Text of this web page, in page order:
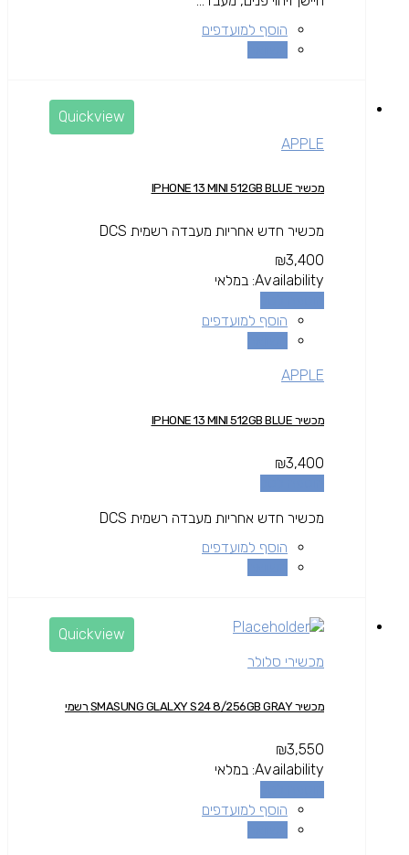
הוסף למועדפים
Quickview
APPLE
מכשיר IPHONE 13 MINI 512GB BLUE
מכשיר חדש אחריות מעבדה רשמית DCS
₪3,400
Availability: במלאי
הוסף למועדפים
APPLE
מכשיר IPHONE 13 MINI 512GB BLUE
₪3,400
מכשיר חדש אחריות מעבדה רשמית DCS
הוסף למועדפים
Quickview
מכשירי סלולר
מכשיר SMASUNG GLALXY S24 8/256GB GRAY רשמי
₪3,550
Availability: במלאי
הוסף למועדפים